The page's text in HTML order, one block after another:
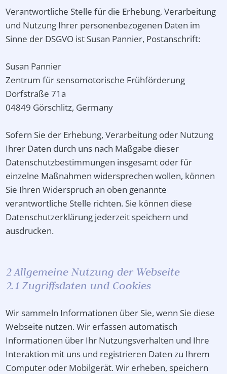
Verantwortliche Stelle für die Erhebung, Verarbeitung
und Nutzung Ihrer personenbezogenen Daten im
Sinne der DSGVO ist Susan Pannier, Postanschrift:
Susan Pannier
Zentrum für sensomotorische Frühförderung
Dorfstraße 71a
04849 Görschlitz, Germany
Sofern Sie der Erhebung, Verarbeitung oder Nutzung
Ihrer Daten durch uns nach Maßgabe dieser
Datenschutzbestimmungen insgesamt oder für
einzelne Maßnahmen widersprechen wollen, können
Sie Ihren Widerspruch an oben genannte
verantwortliche Stelle richten. Sie können diese
Datenschutzerklärung jederzeit speichern und
ausdrucken.
2 Allgemeine Nutzung der Webseite
2.1 Zugriffsdaten und Cookies
Wir sammeln Informationen über Sie, wenn Sie diese
Webseite nutzen. Wir erfassen automatisch
Informationen über Ihr Nutzungsverhalten und Ihre
Interaktion mit uns und registrieren Daten zu Ihrem
Computer oder Mobilgerät. Wir erheben, speichern